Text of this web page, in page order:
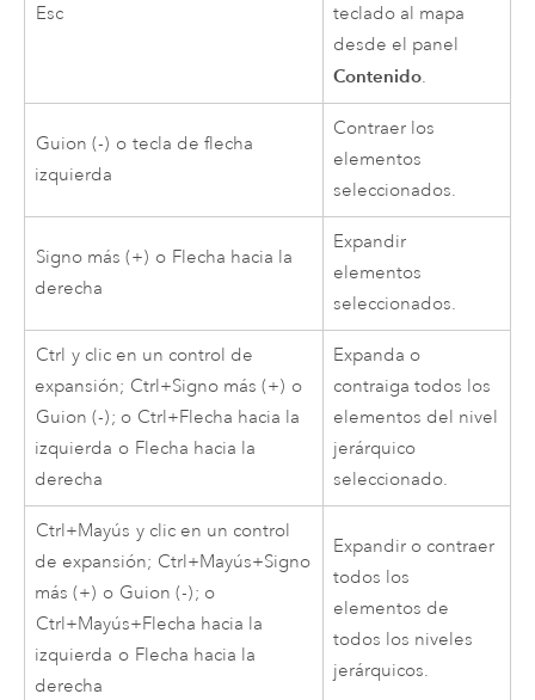
Esc
teclado al mapa
desde el panel
Contenido.
Guion (-) o tecla de flecha
izquierda
Contraer los
elementos
seleccionados.
Signo más (+) o Flecha hacia la
derecha
Expandir
elementos
seleccionados.
Ctrl y clic en un control de
expansión; Ctrl+Signo más (+) o
Guion (-); o Ctrl+Flecha hacia la
izquierda o Flecha hacia la
derecha
Expanda o
contraiga todos los
elementos del nivel
jerárquico
seleccionado.
Ctrl+Mayús y clic en un control
de expansión; Ctrl+Mayús+Signo
más (+) o Guion (-); o
Ctrl+Mayús+Flecha hacia la
izquierda o Flecha hacia la
derecha
Expandir o contraer
todos los
elementos de
todos los niveles
jerárquicos.